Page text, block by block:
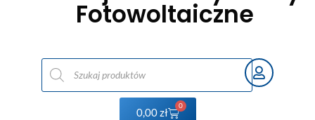
Fotowoltaiczne
0,00zł
0